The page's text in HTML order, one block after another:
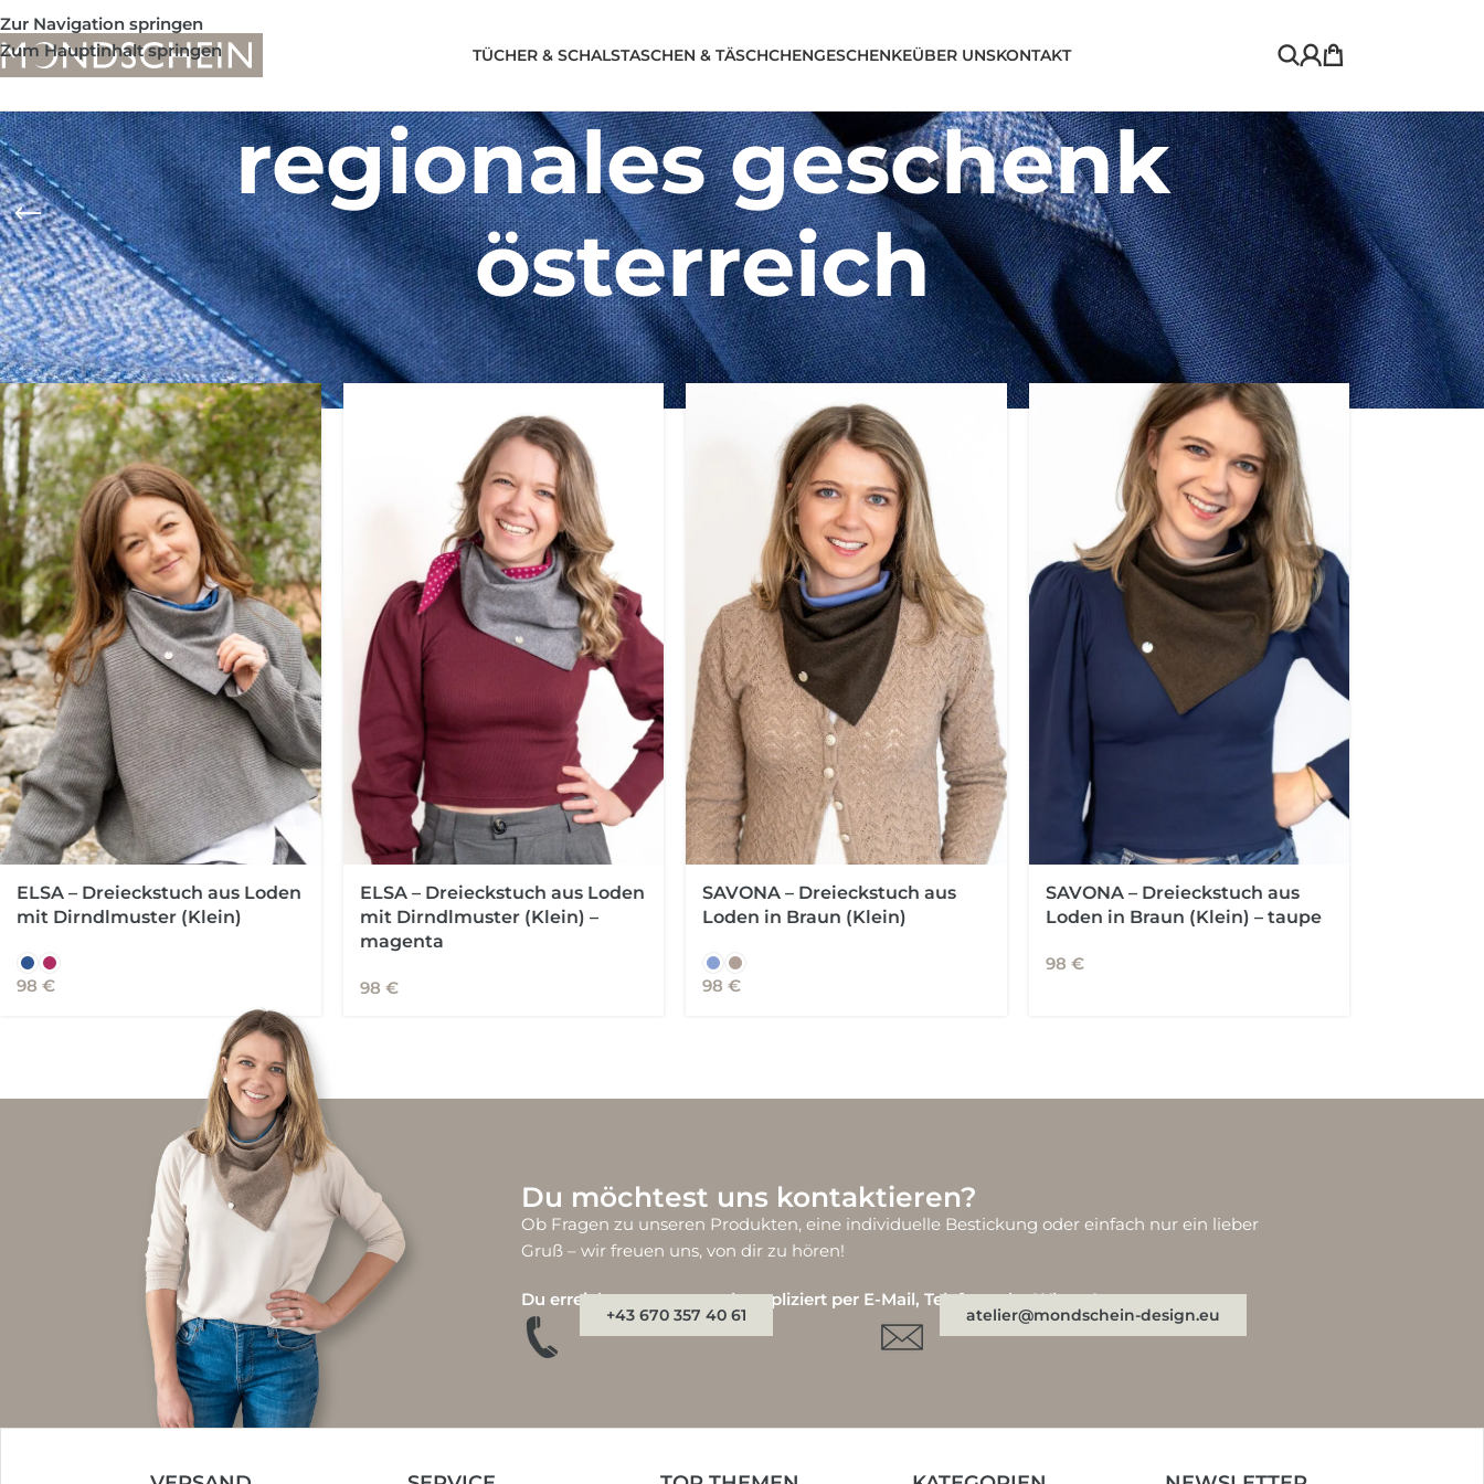
Zur Navigation springen
Zum Hauptinhalt springen
TÜCHER & SCHALSTASCHEN & TÄSCHCHENGESCHENKEÜBER UNSKONTAKT
regionales geschenk
österreich
Shop/Produkte verschlagwortet mit „regionales geschenk österreich“
ELSA – Dreieckstuch aus Loden
mit Dirndlmuster (Klein)
98 €
ELSA – Dreieckstuch aus Loden
mit Dirndlmuster (Klein) –
magenta
98 €
SAVONA – Dreieckstuch aus
Loden in Braun (Klein)
98 €
SAVONA – Dreieckstuch aus
Loden in Braun (Klein) – taupe
98 €
Du möchtest uns kontaktieren?
Ob Fragen zu unseren Produkten, eine individuelle Bestickung oder einfach nur ein lieber
Gruß – wir freuen uns, von dir zu hören!
Du erreichst uns ganz unkompliziert per E-Mail, Telefon oder WhatsApp:
+43 670 357 40 61 atelier@mondschein-design.eu